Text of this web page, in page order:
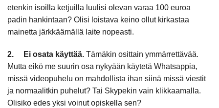
etenkin isoilla ketjuilla luulisi olevan varaa 100 euroa
padin hankintaan? Olisi loistava keino ollut kirkastaa
mainetta järkkäämällä laite nopeasti.
2. Ei osata käyttää. Tämäkin osittain ymmärrettävää.
Mutta eikö me suurin osa nykyään käytetä Whatsappia,
missä videopuhelu on mahdollista ihan siinä missä viestit
ja normaalitkin puhelut? Tai Skypekin vain klikkaamalla.
Olisiko edes yksi voinut opiskella sen?